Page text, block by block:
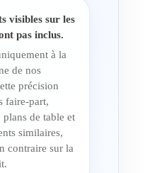
visibles sur les
pas inclus.
à la
de nos
précision
faire-part,
de table et
similaires,
contraire sur la